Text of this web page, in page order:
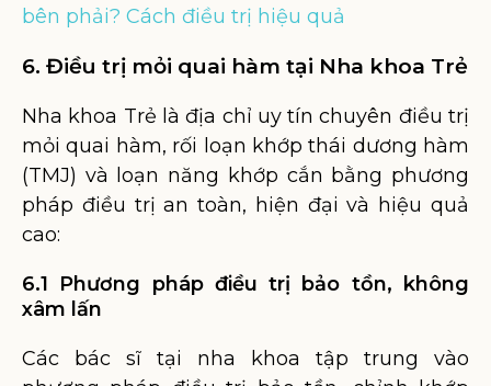
bên phải? Cách điều trị hiệu quả
6. Điều trị mỏi quai hàm tại Nha khoa Trẻ
Nha khoa Trẻ là địa chỉ uy tín chuyên điều trị
mỏi quai hàm, rối loạn khớp thái dương hàm
(TMJ) và loạn năng khớp cắn bằng phương
pháp điều trị an toàn, hiện đại và hiệu quả
cao:
6.1 Phương pháp điều trị bảo tồn, không
xâm lấn
Các bác sĩ tại nha khoa tập trung vào